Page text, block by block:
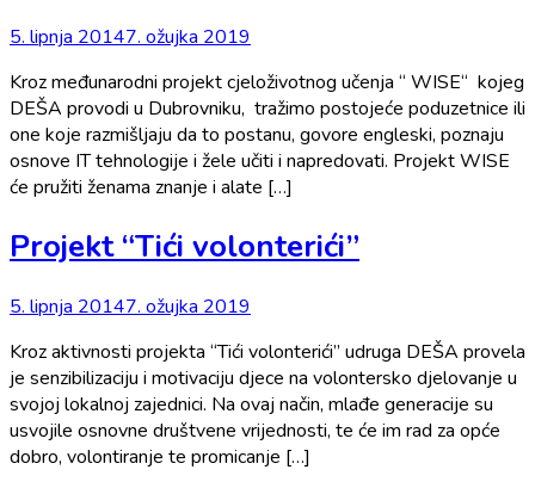
5. lipnja 20147. ožujka 2019
Kroz međunarodni projekt cjeloživotnog učenja “ WISE“ kojeg
DEŠA provodi u Dubrovniku, tražimo postojeće poduzetnice ili
one koje razmišljaju da to postanu, govore engleski, poznaju
osnove IT tehnologije i žele učiti i napredovati. Projekt WISE
će pružiti ženama znanje i alate […]
Projekt “Tići volonterići”
5. lipnja 20147. ožujka 2019
Kroz aktivnosti projekta “Tići volonterići” udruga DEŠA provela
je senzibilizaciju i motivaciju djece na volontersko djelovanje u
svojoj lokalnoj zajednici. Na ovaj način, mlađe generacije su
usvojile osnovne društvene vrijednosti, te će im rad za opće
dobro, volontiranje te promicanje […]